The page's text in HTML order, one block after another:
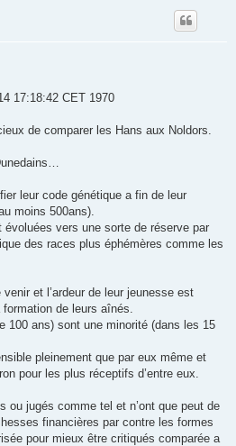
17:18:42 CET 1970
de comparer les Hans aux Noldors.
leur code génétique a fin de leur
moins 500ans).
évoluées vers une sorte de réserve par
des races plus éphémères comme les
et l’ardeur de leur jeunesse est
de leurs aînés.
100 ans) sont une minorité (dans les 15
pleinement que par eux même et
pour les plus réceptifs d’entre eux.
ou jugés comme tel et n’ont que peut de
financières par contre les formes
pour mieux être critiqués comparée a